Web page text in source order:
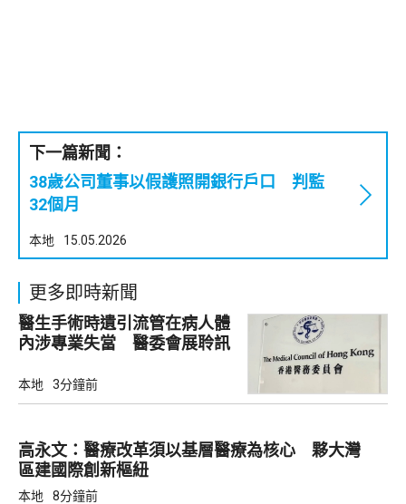
下一篇新聞：
38歲公司董事以假護照開銀行戶口 判監
32個月
本地 15.05.2026
更多即時新聞
醫生手術時遺引流管在病人體
內涉專業失當 醫委會展聆訊
本地 3分鐘前
高永文：醫療改革須以基層醫療為核心 夥大灣
區建國際創新樞紐
本地 8分鐘前